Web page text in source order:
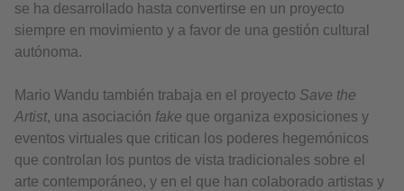
se ha desarrollado hasta convertirse en un proyecto
siempre en movimiento y a favor de una gestión cultural
autónoma.
Mario Wandu también trabaja en el proyecto Save the
Artist, una asociación fake que organiza exposiciones y
eventos virtuales que critican los poderes hegemónicos
que controlan los puntos de vista tradicionales sobre el
arte contemporáneo, y en el que han colaborado artistas y